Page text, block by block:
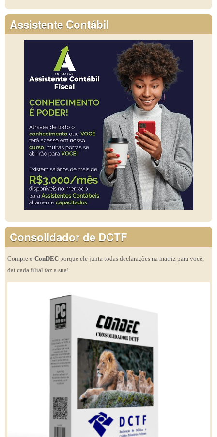
Assistente Contábil
Consolidador de DCTF
Compre o ConDEC porque ele junta todas declarações na matriz para você,
daí cada filial faz a sua!